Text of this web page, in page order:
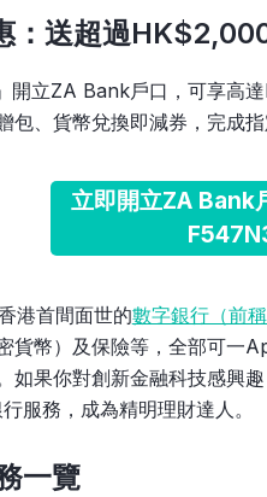
：送超過
開立ZA Bank戶口，可享高
包、貨幣兌換即減券，完成
立即開立ZA Bank
港首間面世的數字銀行（前稱
貨幣）及保險等，全部可一
如果你對創新金融科技感興
服務，成為精明理財達人。
一覽